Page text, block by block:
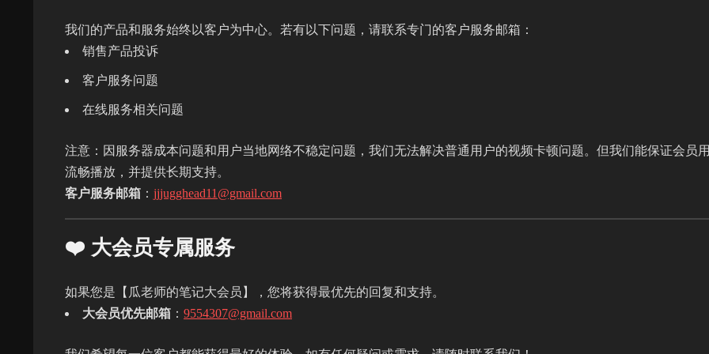
我们的产品和服务始终以客户为中心。若有以下问题，请联系专门的客户服务邮箱：
销售产品投诉
客户服务问题
在线服务相关问题
注意：因服务器成本问题和用户当地网络不稳定问题，我们无法解决普通用户的视频卡顿问题。但我们能保证会员
流畅播放，并提供长期支持。
客户服务邮箱 ： jjjugghead11@gmail.com
❤️ 大会员专属服务
如果您是【瓜老师的笔记大会员】，您将获得最优先的回复和支持。
大会员优先邮箱 ： 9554307@gmail.com